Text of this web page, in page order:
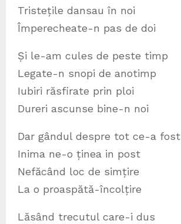
Tristețile dansau în noi
Împerecheate-n pas de doi
Și le-am cules de peste timp
Legate-n snopi de anotimp
Iubiri răsfirate prin ploi
Dureri ascunse bine-n noi
Dar gândul despre tot ce-a fost
Inima ne-o ținea in post
Nefăcând loc de simțire
La o proaspătă-încolțire
Lăsând trecutul care-i dus